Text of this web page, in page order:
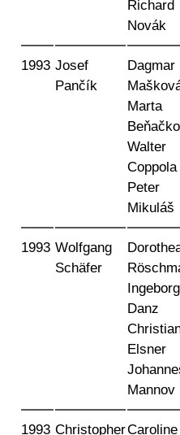
Richard
Novák
1993 Josef
Pančík
Dagmar
Marta
Walter
Coppola
Peter
Mikuláš
1993 Wolfgang
Schäfer
Ingeborg
Danz
Elsner
Mannov
1993 ChristopherCaroline